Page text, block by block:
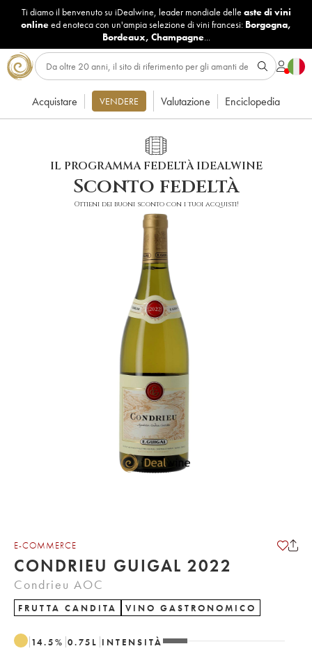
Ti diamo il benvenuto su iDealwine, leader mondiale delle aste di vini
onlineed enoteca con un'ampia selezione di vini francesi: Borgogna,
Bordeaux, Champagne...
Acquistare VENDERE Valutazione Enciclopedia
IL PROGRAMMA FEDELTÀ IDEALWINE
Sconto fedeltà
Ottieni dei buoni sconto con i tuoi acquisti!
E-COMMERCE
CONDRIEU GUIGAL 2022
Condrieu AOC
FRUTTA CANDITA VINO GASTRONOMICO
14.5% 0.75 L INTENSITÀ